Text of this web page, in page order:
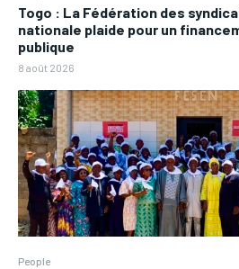
Togo : La Fédération des
nationale plaide pour un
publique
8 août 2026
People